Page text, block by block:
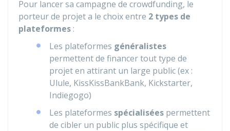
Pour lancer sa campagne de crowdfunding, le
porteur de projet a le choix entre 2 types de
plateformes :
Les plateformes généralistes
permettent de financer tout type de
projet en attirant un large public (ex :
Ulule, KissKissBankBank, Kickstarter,
Indiegogo)
Les plateformes spécialisées permettent
de cibler un public plus spécifique et